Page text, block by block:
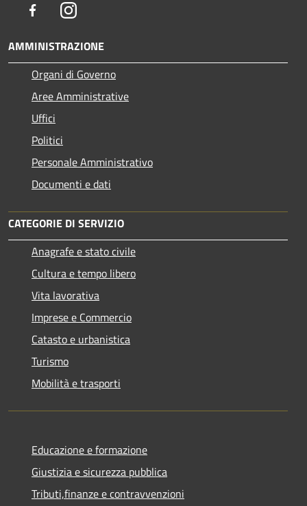
FacebookInstagram
AMMINISTRAZIONE
Organi di Governo
Aree Amministrative
Uffici
Politici
Personale Amministrativo
Documenti e dati
CATEGORIE DI SERVIZIO
Anagrafe e stato civile
Cultura e tempo libero
Vita lavorativa
Imprese e Commercio
Catasto e urbanistica
Turismo
Mobilità e trasporti
Educazione e formazione
Giustizia e sicurezza pubblica
Tributi,finanze e contravvenzioni